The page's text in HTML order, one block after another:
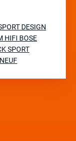
DESIGN
HIFI BOSE
SPORT